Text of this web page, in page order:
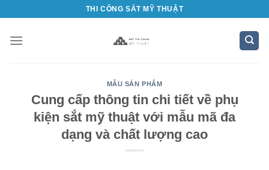
nội
THI CÔNG SẮT MỸ THUẬT
MẪU SẢN PHẨM
Cung cấp thông tin chi tiết về phụ
kiện sắt mỹ thuật với mẫu mã đa
dạng và chất lượng cao